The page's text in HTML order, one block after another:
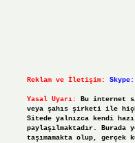
Reklam ve İletişim:
Yasal Uyarı:
Bu internet
veya şahıs şirketi ile
Sitede yalnızca kendi
paylaşılmaktadır.
taşımamakta olup, gerçek